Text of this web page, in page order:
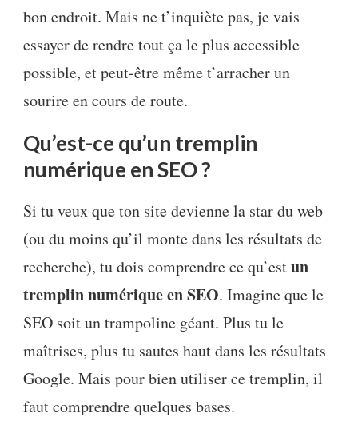
bon endroit. Mais ne t’inquiète pas, je vais
essayer de rendre tout ça le plus accessible
possible, et peut-être même t’arracher un
sourire en cours de route.
Qu’est-ce qu’un tremplin
numérique en SEO ?
Si tu veux que ton site devienne la star du web
(ou du moins qu’il monte dans les résultats de
recherche), tu dois comprendre ce qu’estun
tremplin numérique en SEO. Imagine que le
SEO soit un trampoline géant. Plus tu le
maîtrises, plus tu sautes haut dans les résultats
Google. Mais pour bien utiliser ce tremplin, il
faut comprendre quelques bases.